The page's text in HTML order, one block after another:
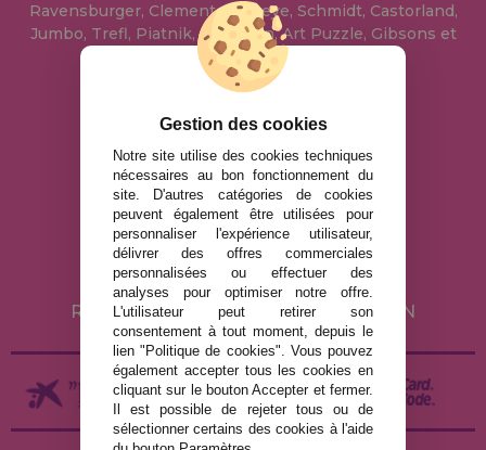
Ravensburger, Clementoni, Heye, Schmidt, Castorland,
Jumbo, Trefl, Piatnik, Anatolian, Art Puzzle, Gibsons et
bien d'autres.
info@maisondespuzzles.fr
MENTIONS LÉGALES
POLITIQUE DE CONFIDENTIALITÉ
POLITIQUE DE COOKIES
LIVRAISON ET RETOUR
RETOURS / DROIT DE RÉTRACTATION
Gestion des cookies
Notre site utilise des cookies techniques
nécessaires au bon fonctionnement du
site. D'autres catégories de cookies
peuvent également être utilisées pour
personnaliser l'expérience utilisateur,
délivrer des offres commerciales
personnalisées ou effectuer des
analyses pour optimiser notre offre.
L'utilisateur peut retirer son
consentement à tout moment, depuis le
lien "Politique de cookies". Vous pouvez
également accepter tous les cookies en
cliquant sur le bouton Accepter et fermer.
Il est possible de rejeter tous ou de
sélectionner certains des cookies à l'aide